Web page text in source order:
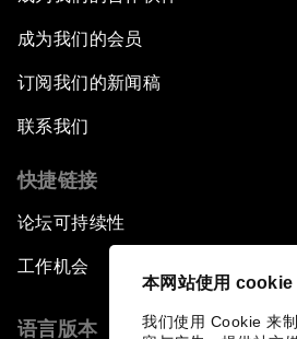
本网站使用 cookie
我们使用 Cookie 来
成为我们的会员
订阅我们的新闻稿
联系我们
快捷链接
论坛可持续性
工作机会
语言版本